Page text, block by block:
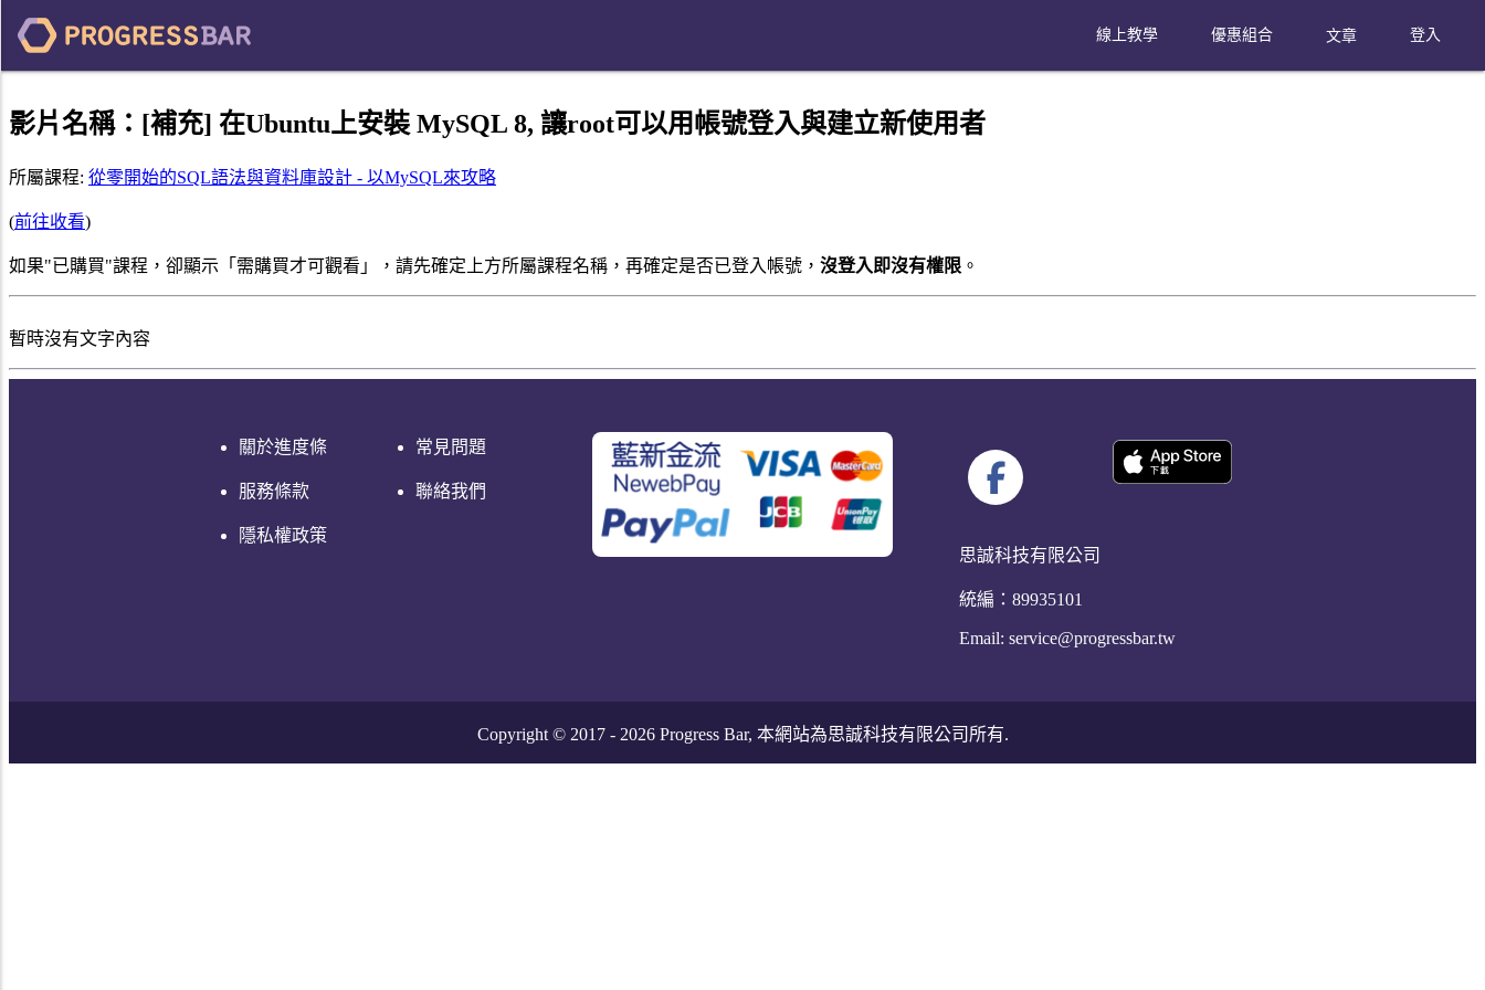
線上教學 優惠組合 文章 登入
影片名稱： [補充] 在Ubuntu上安裝 MySQL 8, 讓root可以用帳號登入與建立新使用者
所屬課程: 從零開始的SQL語法與資料庫設計 - 以MySQL來攻略
(前往收看)
如果"已購買"課程，卻顯示「需購買才可觀看」，請先確定上方所屬課程名稱，再確定是否已登入帳號， 沒登入即沒有權限 。
暫時沒有文字內容
關於進度條
服務條款
隱私權政策
常見問題
聯絡我們
思誠科技有限公司
統編：89935101
Email: service@progressbar.tw
Copyright © 2017 - 2026Progress Bar, 本網站為思誠科技有限公司所有.